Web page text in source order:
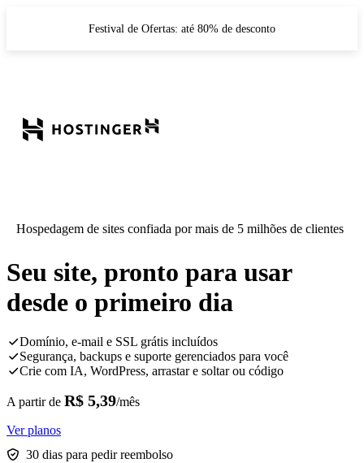
Festival de Ofertas: até 80% de desconto
Hospedagem de sites confiada por mais de 5 milhões de clientes
Seu site, pronto para usar
desde o primeiro dia
Domínio, e-mail e SSL grátis incluídos
Segurança, backups e suporte gerenciados para você
Crie com IA, WordPress, arrastar e soltar ou código
A partir de R$ 5,39/mês
Ver planos
30 dias para pedir reembolso